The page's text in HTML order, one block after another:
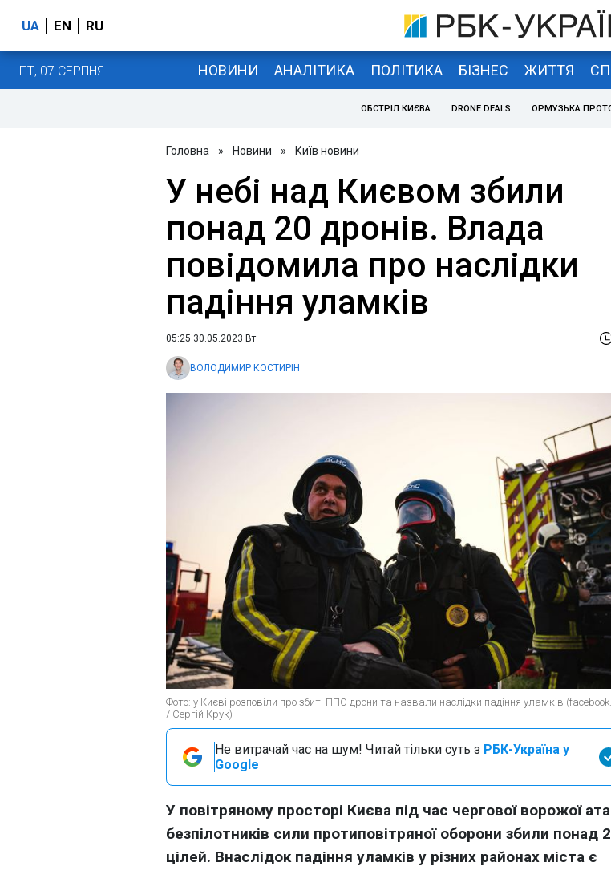
UA EN RU
ПТ, 07 СЕРПНЯ НОВИНИ АНАЛІТИКА ПОЛІТИКА БІЗНЕС ЖИТТЯ
ОБСТРІЛ КИЄВА DRONE DEALS ОРМУЗЬКА
Головна » Новини » Київ новини
У небі над Києвом збили
понад 20 дронів. Влада
повідомила про наслідки
падіння уламків
05:25 30.05.2023 Вт
ВОЛОДИМИР КОСТИРІН
Фото: у Києві розповіли про збиті ППО дрони та назвали наслідки падіння уламків
/ Сергій Крук)
Не витрачай час на шум! Читай тільки суть з РБК-Україна у
Google
У повітряному просторі Києва під час чергової ворожої
безпілотників сили протиповітряної оборони збили понад
цілей. Внаслідок падіння уламків у різних районах міста є